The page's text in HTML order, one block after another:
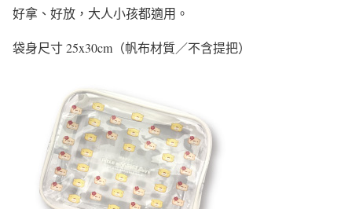
好拿、好放，大人小孩都適用。
袋身尺寸 25x30cm（帆布材質／不含提把）